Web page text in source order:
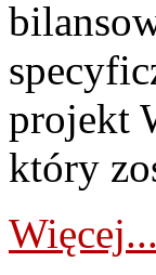
projekt
który
Więcej...